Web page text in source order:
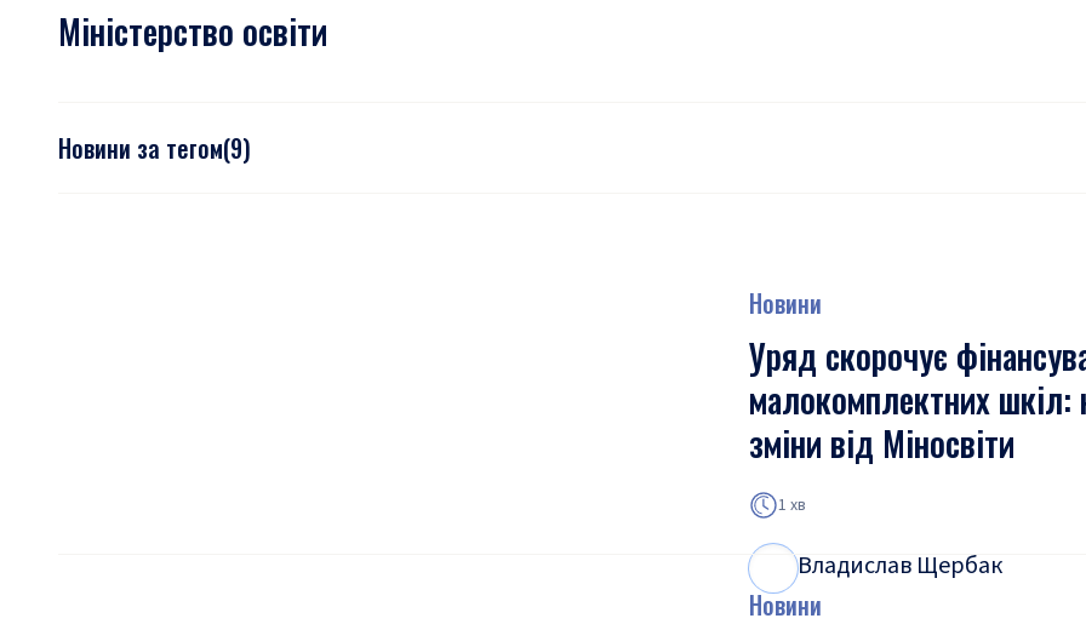
Міністерство освіти
Новини за тегом(9)
Новини
Уряд скорочує
малокомплектних шкіл:
зміни від Міносвіти
1 хв
Владислав Щербак
Новини